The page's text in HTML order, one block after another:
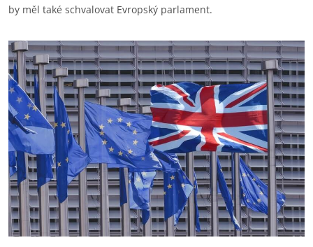
by měl také schvalovat Evropský parlament.